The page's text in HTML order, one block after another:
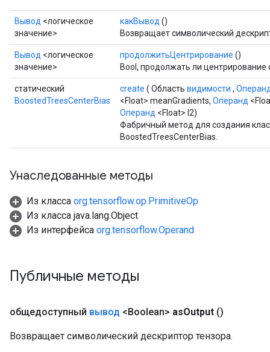
Вывод <логическое
значение>
какВывод ()
Возвращает символический
Вывод <логическое
значение>
продолжитьЦентрирование ()
Bool, продолжать ли
статический
BoostedTreesCenterBias
create ( Область видимости ,
<Float> meanGradients, Операнд
Операнд <Float> l2)
Фабричный метод для создания
BoostedTreesCenterBias.
Унаследованные методы
Из класса org.tensorflow.op.PrimitiveOp
Из класса java.lang.Object
Из интерфейса org.tensorflow.Operand
Публичные методы
общедоступный вывод <Boolean> asOutput ()
Возвращает символический дескриптор тензора.